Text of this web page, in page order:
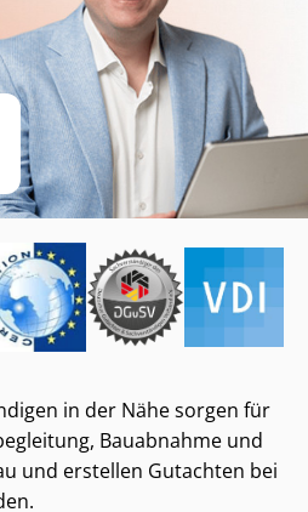
in der Nähe sorgen für
Bauabnahme und
und erstellen Gutachten bei